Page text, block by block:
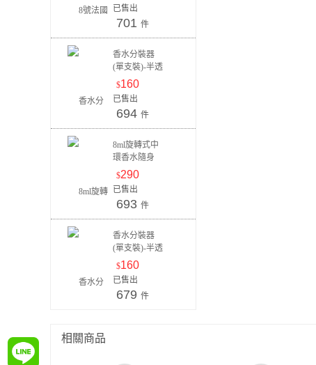
已售出
701 件
香水分裝器
(單支裝)-半透
明藍
$160
已售出
694 件
8ml旋轉式中
環香水隨身
瓶-青春粉紅
$290
已售出
693 件
香水分裝器
(單支裝)-半透
明本色白
$160
已售出
679 件
相關商品